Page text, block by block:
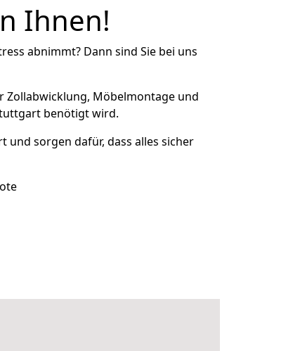
Ihnen!
abnimmt? Dann sind Sie bei uns
Zollabwicklung, Möbelmontage und
benötigt wird.
und sorgen dafür, dass alles sicher